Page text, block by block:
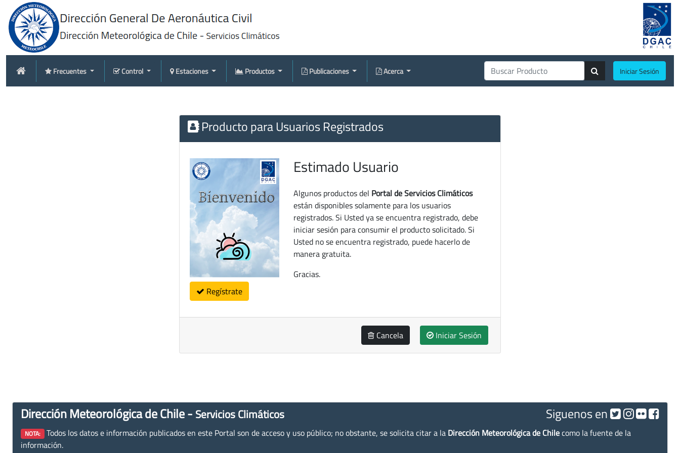
Frecuentes Control Estaciones Productos Publicaciones Acerca Iniciar Sesión
Producto para Usuarios Registrados
Regístrate
Estimado Usuario
Algunos productos del Portal de Servicios Climáticos
están disponibles solamente para los usuarios
registrados. Si Usted ya se encuentra registrado, debe
iniciar sesión para consumir el producto solicitado. Si
Usted no se encuentra registrado, puede hacerlo de
manera gratuita.
Gracias.
Cancela Iniciar Sesión
Dirección Meteorológica de Chile - Servicios Climáticos Siguenos en
NOTA: Todos los datos e información publicados en este Portal son de acceso y uso público; no obstante, se solicita citar a la Dirección Meteorológica de Chilecomo la fuente de la
información.